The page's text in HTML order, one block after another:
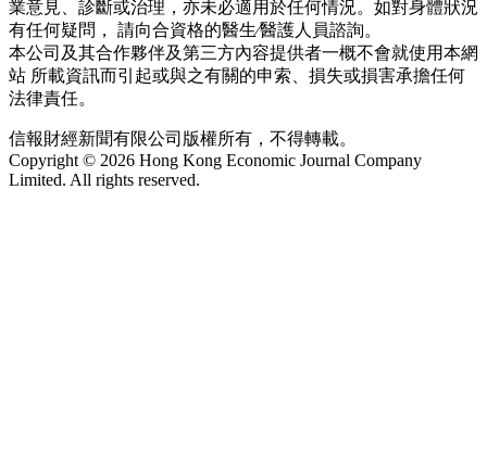
業意見、診斷或治理，亦未必適用於任何情況。如對身體狀況
有任何疑問， 請向合資格的醫生∕醫護人員諮詢。
本公司及其合作夥伴及第三方內容提供者一概不會就使用本網
站 所載資訊而引起或與之有關的申索、損失或損害承擔任何
法律責任。
信報財經新聞有限公司版權所有，不得轉載。
Copyright © 2026 Hong Kong Economic Journal Company
Limited. All rights reserved.